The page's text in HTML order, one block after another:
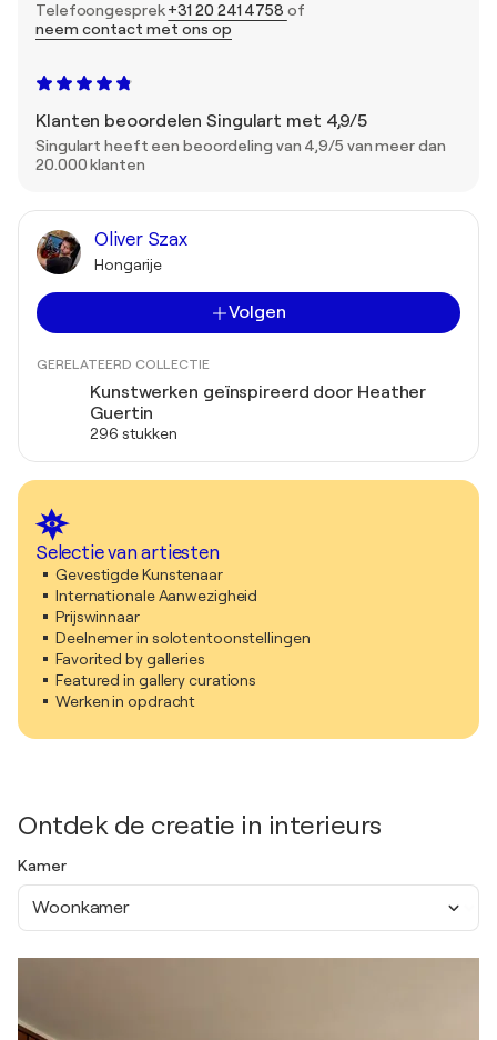
Telefoongesprek+31 20 241 4758 of
neem contact met ons op
Klanten beoordelen Singulart met 4,9/5
Singulart heeft een beoordeling van 4,9/5 van meer dan
20.000 klanten
Oliver Szax
Hongarije
Volgen
GERELATEERD COLLECTIE
Kunstwerken geïnspireerd door Heather
Guertin
296 stukken
Selectie van artiesten
Gevestigde Kunstenaar
Internationale Aanwezigheid
Prijswinnaar
Deelnemer in solotentoonstellingen
Favorited by galleries
Featured in gallery curations
Werken in opdracht
Ontdek de creatie in interieurs
Kamer
Woonkamer